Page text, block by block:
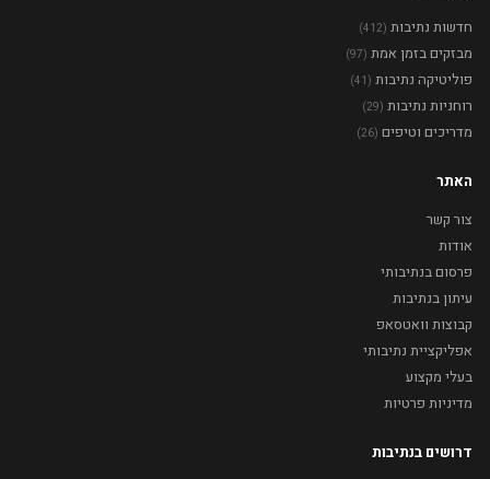
חדשות נתיבות (412)
מבזקים בזמן אמת (97)
פוליטיקה נתיבות (41)
רוחניות נתיבות (29)
מדריכים וטיפים (26)
האתר
צור קשר
אודות
פרסום בנתיבותי
עיתון בנתיבות
קבוצות וואטסאפ
אפליקציית נתיבותי
בעלי מקצוע
מדיניות פרטיות
דרושים בנתיבות